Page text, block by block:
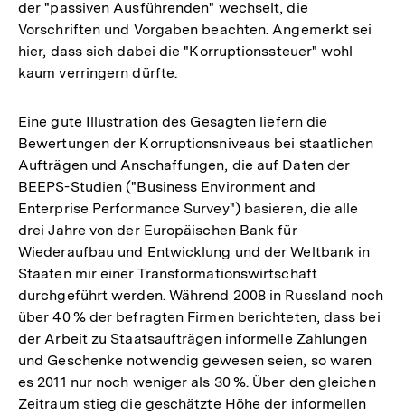
der "passiven Ausführenden" wechselt, die
Vorschriften und Vorgaben beachten. Angemerkt sei
hier, dass sich dabei die "Korruptionssteuer" wohl
kaum verringern dürfte.
Eine gute Illustration des Gesagten liefern die
Bewertungen der Korruptionsniveaus bei staatlichen
Aufträgen und Anschaffungen, die auf Daten der
BEEPS-Studien ("Business Environment and
Enterprise Performance Survey") basieren, die alle
drei Jahre von der Europäischen Bank für
Wiederaufbau und Entwicklung und der Weltbank in
Staaten mir einer Transformationswirtschaft
durchgeführt werden. Während 2008 in Russland noch
über 40 % der befragten Firmen berichteten, dass bei
der Arbeit zu Staatsaufträgen informelle Zahlungen
und Geschenke notwendig gewesen seien, so waren
es 2011 nur noch weniger als 30 %. Über den gleichen
Zeitraum stieg die geschätzte Höhe der informellen